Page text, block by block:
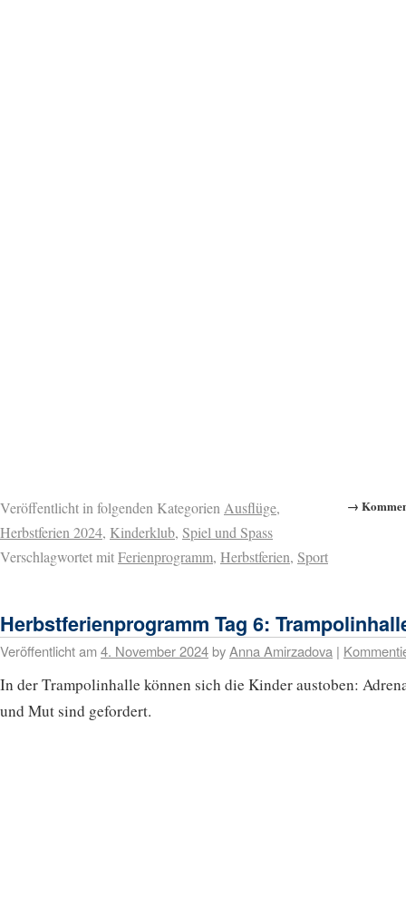
→
Veröffentlicht in folgenden KategorienAusflüge,
Herbstferien 2024, Kinderklub, Spiel und Spass
Verschlagwortet mitFerienprogramm, Herbstferien, Sport
Herbstferienprogramm Tag 6:
Veröffentlicht am4. November 2024byAnna Amirzadova |
In der Trampolinhalle können sich die Kinder austoben:
und Mut sind gefordert.